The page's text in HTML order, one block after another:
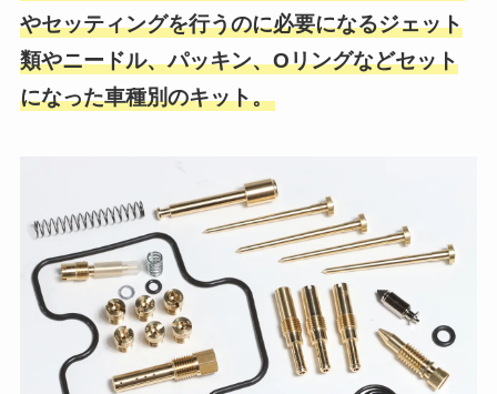
やセッティングを行うのに必要になるジェット
類やニードル、パッキン、Oリングなどセット
になった車種別のキット。